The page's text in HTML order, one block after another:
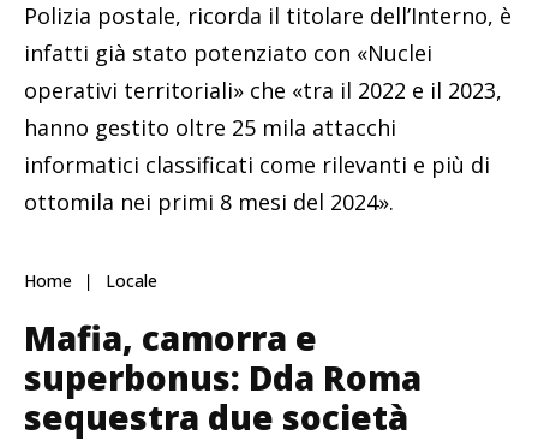
Polizia postale, ricorda il titolare dell’Interno, è
infatti già stato potenziato con «Nuclei
operativi territoriali» che «tra il 2022 e il 2023,
hanno gestito oltre 25 mila attacchi
informatici classificati come rilevanti e più di
ottomila nei primi 8 mesi del 2024».
Home Locale
Mafia, camorra e
superbonus: Dda Roma
sequestra due società